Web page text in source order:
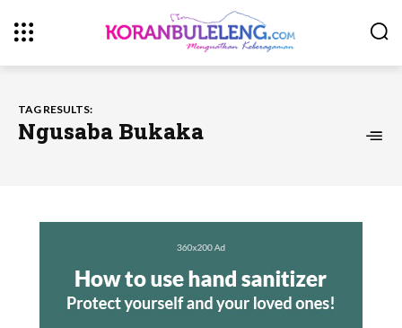
TAG RESULTS:
Ngusaba Bukaka